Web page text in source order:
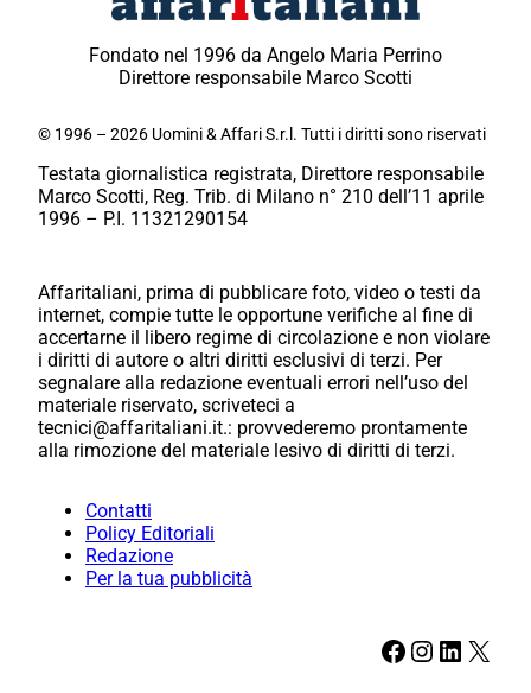
Fondato nel 1996 da Angelo Maria Perrino
Direttore responsabile Marco Scotti
© 1996 – 2026 Uomini & Affari S.r.l. Tutti i diritti sono riservati
Testata giornalistica registrata, Direttore responsabile
Marco Scotti, Reg. Trib. di Milano n° 210 dell’11 aprile
1996 – P.I. 11321290154
Affaritaliani, prima di pubblicare foto, video o testi da
internet, compie tutte le opportune verifiche al fine di
accertarne il libero regime di circolazione e non violare
i diritti di autore o altri diritti esclusivi di terzi. Per
segnalare alla redazione eventuali errori nell’uso del
materiale riservato, scriveteci a
tecnici@affaritaliani.it.: provvederemo prontamente
alla rimozione del materiale lesivo di diritti di terzi.
Contatti
Policy Editoriali
Redazione
Per la tua pubblicità
Facebook Instagram LinkedIn X